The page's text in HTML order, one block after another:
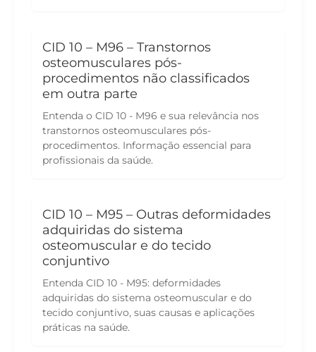
CID 10 – M96 – Transtornos
osteomusculares pós-
procedimentos não classificados
em outra parte
Entenda o CID 10 - M96 e sua relevância nos
transtornos osteomusculares pós-
procedimentos. Informação essencial para
profissionais da saúde.
CID 10 – M95 – Outras deformidades
adquiridas do sistema
osteomuscular e do tecido
conjuntivo
Entenda CID 10 - M95: deformidades
adquiridas do sistema osteomuscular e do
tecido conjuntivo, suas causas e aplicações
práticas na saúde.